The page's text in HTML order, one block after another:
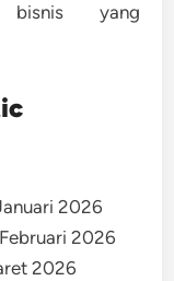
bisnis yang
2026
2026
2026